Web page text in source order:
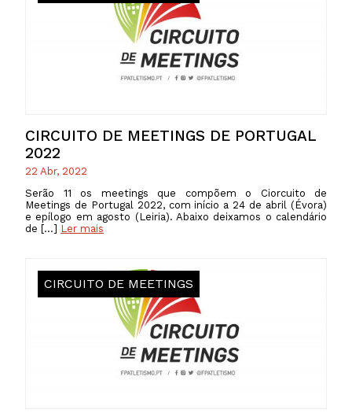
CIRCUITO DE MEETINGS DE PORTUGAL
2022
22 Abr, 2022
Serão 11 os meetings que compõem o Ciorcuito de
Meetings de Portugal 2022, com início a 24 de abril (Évora)
e epílogo em agosto (Leiria). Abaixo deixamos o calendário
de […] Ler mais
CIRCUITO DE MEETINGS